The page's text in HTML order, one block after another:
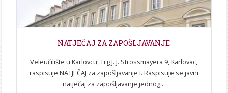
NATJEČAJ ZA ZAPOŠLJAVANJE
Veleučilište u Karlovcu, Trg J. J. Strossmayera 9, Karlovac,
raspisuje NATJEČAJ za zapošljavanje I. Raspisuje se javni
natječaj za zapošljavanje jednog...